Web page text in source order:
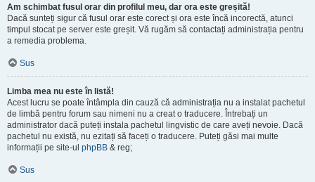
Am schimbat fusul orar din profilul meu, dar ora este greșită!
Dacă sunteți sigur că fusul orar este corect și ora este încă incorectă, atunci
timpul stocat pe server este greșit. Vă rugăm să contactați administrația pentru
a remedia problema.
Sus
Limba mea nu este în listă!
Acest lucru se poate întâmpla din cauză că administrația nu a instalat pachetul
de limbă pentru forum sau nimeni nu a creat o traducere. Întrebați un
administrator dacă puteți instala pachetul lingvistic de care aveți nevoie. Dacă
pachetul nu există, nu ezitați să faceți o traducere. Puteți găsi mai multe
informații pe site-ul phpBB & reg;
Sus